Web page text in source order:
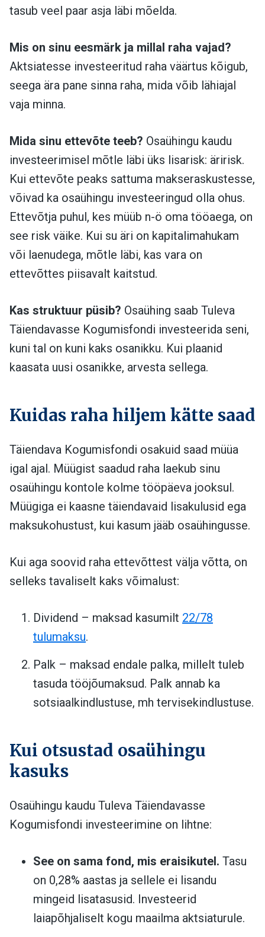
tasub veel paar asja läbi mõelda.
Mis on sinu eesmärk ja millal raha vajad?
Aktsiatesse investeeritud raha väärtus kõigub,
seega ära pane sinna raha, mida võib lähiajal
vaja minna.
Mida sinu ettevõte teeb? Osaühingu kaudu
investeerimisel mõtle läbi üks lisarisk: äririsk.
Kui ettevõte peaks sattuma makseraskustesse,
võivad ka osaühingu investeeringud olla ohus.
Ettevõtja puhul, kes müüb n-ö oma tööaega, on
see risk väike. Kui su äri on kapitalimahukam
või laenudega, mõtle läbi, kas vara on
ettevõttes piisavalt kaitstud.
Kas struktuur püsib? Osaühing saab Tuleva
Täiendavasse Kogumisfondi investeerida seni,
kuni tal on kuni kaks osanikku. Kui plaanid
kaasata uusi osanikke, arvesta sellega.
Kuidas raha hiljem kätte saad
Täiendava Kogumisfondi osakuid saad müüa
igal ajal. Müügist saadud raha laekub sinu
osaühingu kontole kolme tööpäeva jooksul.
Müügiga ei kaasne täiendavaid lisakulusid ega
maksukohustust, kui kasum jääb osaühingusse.
Kui aga soovid raha ettevõttest välja võtta, on
selleks tavaliselt kaks võimalust:
Dividend – maksad kasumilt 22/78
tulumaksu.
Palk – maksad endale palka, millelt tuleb
tasuda tööjõumaksud. Palk annab ka
sotsiaalkindlustuse, mh tervisekindlustuse.
Kui otsustad osaühingu
kasuks
Osaühingu kaudu Tuleva Täiendavasse
Kogumisfondi investeerimine on lihtne:
See on sama fond, mis eraisikutel. Tasu
on 0,28% aastas ja sellele ei lisandu
mingeid lisatasusid. Investeerid
laiapõhjaliselt kogu maailma aktsiaturule.